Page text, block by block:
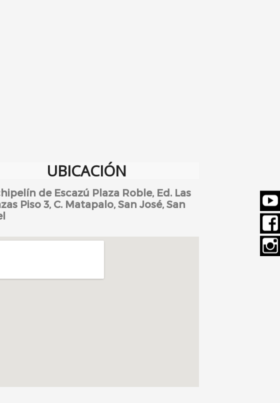
UBICACIÓN
de Escazú Plaza Roble, Ed. Las
Piso 3, C. Matapalo, San José, San